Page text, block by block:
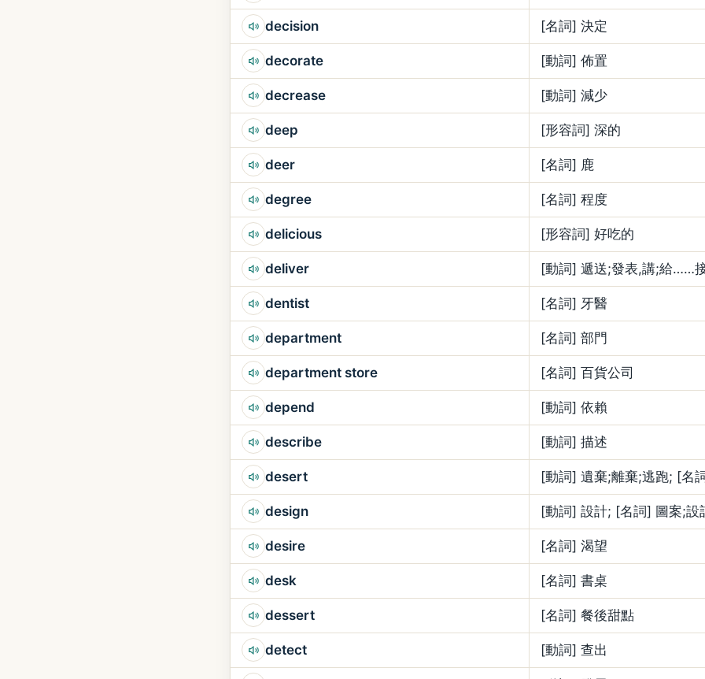
decision
decorate
decrease
deep
deer
degree
delicious
deliver
dentist
department
department store
depend
describe
desert
design
desire
desk
dessert
detect
[名詞] 決定
[動詞] 佈置
[動詞] 減少
[形容詞] 深的
[名詞] 鹿
[名詞] 程度
[形容詞] 好吃的
[動詞] 遞送;發表,講;給……
[名詞] 牙醫
[名詞] 部門
[名詞] 百貨公司
[動詞] 依賴
[動詞] 描述
[動詞] 遺棄;離棄;逃跑; [名
[動詞] 設計; [名詞] 圖案;設
[名詞] 渴望
[名詞] 書桌
[名詞] 餐後甜點
[動詞] 查出